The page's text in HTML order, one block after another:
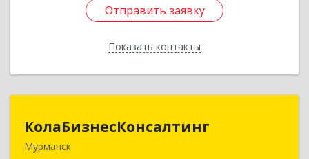
Отправить заявку
Показать контакты
Отправить заявку
Назад
КолаБизнесКонсалтинг
Мурманск